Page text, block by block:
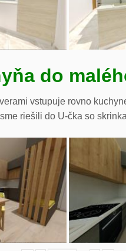
do
vstupuje rovno
riešili do U-čka so